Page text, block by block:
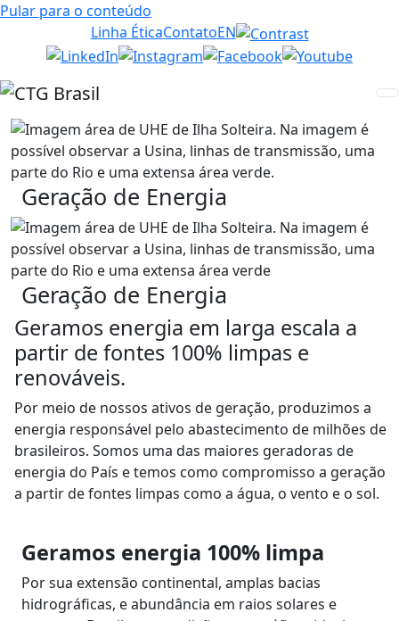
Pular para o conteúdo
Linha ÉticaContatoEN
Geração de Energia
Geração de Energia
Geramos energia em larga escala a
partir de fontes 100% limpas e
renováveis.
Por meio de nossos ativos de geração, produzimos a
energia responsável pelo abastecimento de milhões de
brasileiros. Somos uma das maiores geradoras de
energia do País e temos como compromisso a geração
a partir de fontes limpas como a água, o vento e o sol.
Geramos energia 100% limpa
Por sua extensão continental, amplas bacias
hidrográficas, e abundância em raios solares e